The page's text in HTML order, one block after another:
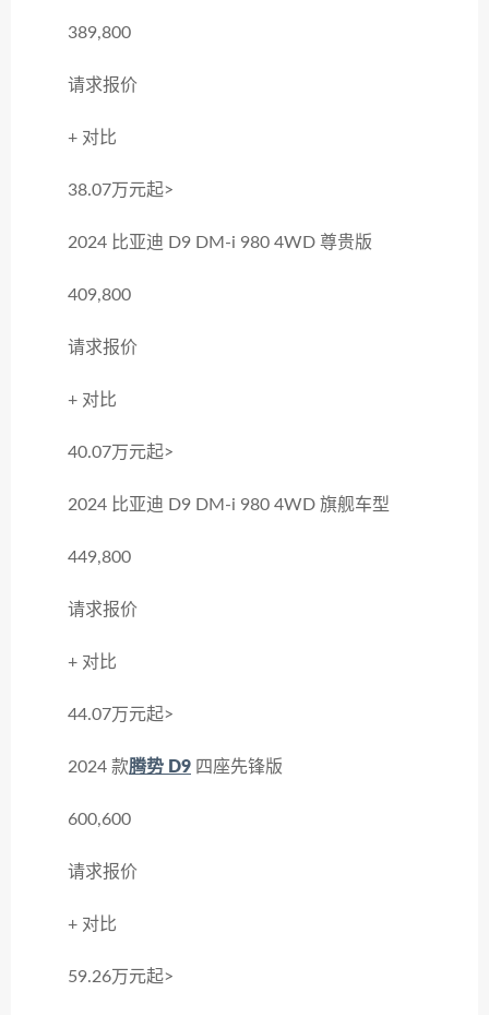
389,800
请求报价
+ 对比
38.07万元起>
2024 比亚迪 D9 DM-i 980 4WD 尊贵版
409,800
请求报价
+ 对比
40.07万元起>
2024 比亚迪 D9 DM-i 980 4WD 旗舰车型
449,800
请求报价
+ 对比
44.07万元起>
2024 款腾势 D9 四座先锋版
600,600
请求报价
+ 对比
59.26万元起>